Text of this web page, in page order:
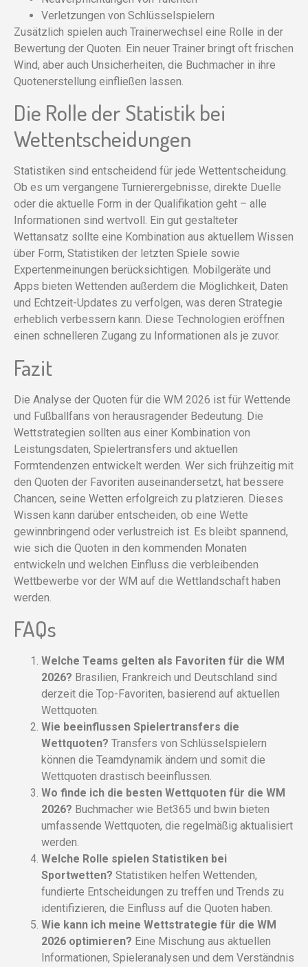
Verletzungen von Schlüsselspielern
Zusätzlich spielen auch Trainerwechsel eine Rolle in der
Bewertung der Quoten. Ein neuer Trainer bringt oft frischen
Wind, aber auch Unsicherheiten, die Buchmacher in ihre
Quotenerstellung einfließen lassen.
Die Rolle der Statistik bei
Wettentscheidungen
Statistiken sind entscheidend für jede Wettentscheidung.
Ob es um vergangene Turnierergebnisse, direkte Duelle
oder die aktuelle Form in der Qualifikation geht – alle
Informationen sind wertvoll. Ein gut gestalteter
Wettansatz sollte eine Kombination aus aktuellem Wissen
über Form, Statistiken der letzten Spiele sowie
Expertenmeinungen berücksichtigen. Mobilgeräte und
Apps bieten Wettenden außerdem die Möglichkeit, Daten
und Echtzeit-Updates zu verfolgen, was deren Strategie
erheblich verbessern kann. Diese Technologien eröffnen
einen schnelleren Zugang zu Informationen als je zuvor.
Fazit
Die Analyse der Quoten für die WM 2026 ist für Wettende
und Fußballfans von herausragender Bedeutung. Die
Wettstrategien sollten aus einer Kombination von
Leistungsdaten, Spielertransfers und aktuellen
Formtendenzen entwickelt werden. Wer sich frühzeitig mit
den Quoten der Favoriten auseinandersetzt, hat bessere
Chancen, seine Wetten erfolgreich zu platzieren. Dieses
Wissen kann darüber entscheiden, ob eine Wette
gewinnbringend oder verlustreich ist. Es bleibt spannend,
wie sich die Quoten in den kommenden Monaten
entwickeln und welchen Einfluss die verbleibenden
Wettbewerbe vor der WM auf die Wettlandschaft haben
werden.
FAQs
Welche Teams gelten als Favoriten für die WM
2026? Brasilien, Frankreich und Deutschland sind
derzeit die Top-Favoriten, basierend auf aktuellen
Wettquoten.
Wie beeinflussen Spielertransfers die
Wettquoten? Transfers von Schlüsselspielern
können die Teamdynamik ändern und somit die
Wettquoten drastisch beeinflussen.
Wo finde ich die besten Wettquoten für die WM
2026? Buchmacher wie Bet365 und bwin bieten
umfassende Wettquoten, die regelmäßig aktualisiert
werden.
Welche Rolle spielen Statistiken bei
Sportwetten? Statistiken helfen Wettenden,
fundierte Entscheidungen zu treffen und Trends zu
identifizieren, die Einfluss auf die Quoten haben.
Wie kann ich meine Wettstrategie für die WM
2026 optimieren? Eine Mischung aus aktuellen
Informationen, Spieleranalysen und dem Verständnis